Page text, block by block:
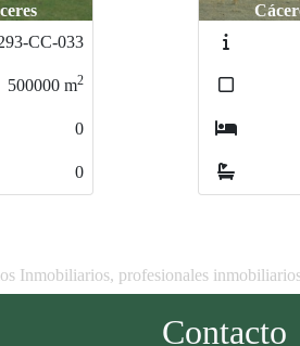
CC-088
3280000m2
0
0
Inmobiliarios, profesionales
Contacto